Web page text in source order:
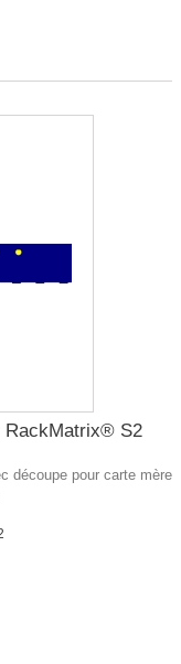
RackMatrix® S2
découpe pour carte mère